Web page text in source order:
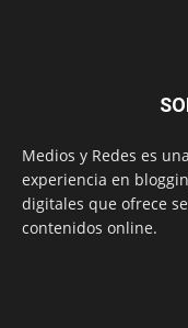
Medios y Redes es
experiencia en
digitales que ofrece
contenidos online.